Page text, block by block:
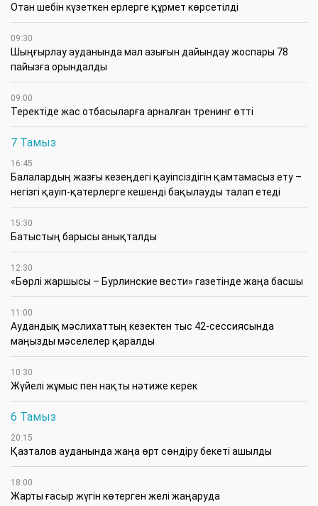
Отан шебін күзеткен ерлерге құрмет көрсетілді
09:30
​Шыңғырлау ауданында мал азығын дайындау жоспары 78
пайызға орындалды
09:00
​Теректіде жас отбасыларға арналған тренинг өтті
7 Тамыз
16:45
Балалардың жазғы кезеңдегі қауіпсіздігін қамтамасыз ету –
негізгі қауіп-қатерлерге кешенді бақылауды талап етеді
15:30
Батыстың барысы анықталды
12:30
«Бөрлі жаршысы – Бурлинские вести» газетінде жаңа басшы
11:00
Аудандық мәслихаттың кезектен тыс 42-сессиясында
маңызды мәселелер қаралды
10:30
Жүйелі жұмыс пен нақты нәтиже керек
6 Тамыз
20:15
Қазталов ауданында жаңа өрт сөндіру бекеті ашылды
18:00
Жарты ғасыр жүгін көтерген желі жаңаруда